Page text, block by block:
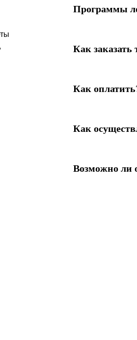
Программы
Как заказать
Как
Как
Возможно ли